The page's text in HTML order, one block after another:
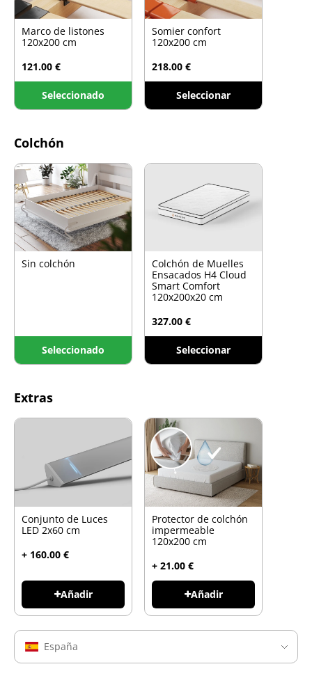
Marco de listones
120x200 cm
121.00 €
Seleccionado
Somier confort
120x200 cm
218.00 €
Seleccionar
Colchón
Sin colchón
Seleccionado
Colchón de Muelles
Ensacados H4 Cloud
Smart Comfort
120x200x20 cm
327.00 €
Seleccionar
Extras
Conjunto de Luces
LED 2x60 cm
+ 160.00 €
Añadir
Protector de colchón
impermeable
120x200 cm
+ 21.00 €
Añadir
España